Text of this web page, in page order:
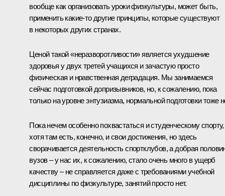
вообще как организовать уроки физкультуры, может быть,
применить какие‑то другие принципы, которые существуют
в некоторых других странах.
Ценой такой «неразворотливости» является ухудшение
здоровья у двух третей учащихся и зачастую просто
физическая и нравственная деградация. Мы занимаемся
сейчас подготовкой допризывников, но, к сожалению, пока
только на уровне энтузиазма, нормальной подготовки тоже
Пока нечем особенно похвастаться и студенческому спорту,
хотя там есть, конечно, и свои достижения, но здесь
сворачивается деятельность спортклубов, а добрая
вузов – у нас их, к сожалению, стало очень много в ущерб
качеству – не справляется даже с требованиями учебной
дисциплины по физкультуре, занятий просто нет.